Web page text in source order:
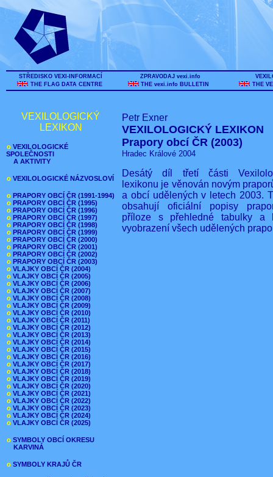
STŘEDISKO VEXI-INFORMACÍ
THE FLAG DATA CENTRE
ZPRAVODAJ vexi.info
THE vexi.info BULLETIN
THE
VEXILOLOGICKÝ
LEXIKON
o VEXILOLOGICKÉ
SPOLEČNOSTI
A AKTIVITY
o VEXILOLOGICKÉ NÁZVOSLOVÍ
o PRAPORY OBCÍ ČR (1991-1994)
o PRAPORY OBCÍ ČR (1995)
o PRAPORY OBCÍ ČR (1996)
o PRAPORY OBCÍ ČR (1997)
o PRAPORY OBCÍ ČR (1998)
o PRAPORY OBCÍ ČR (1999)
o PRAPORY OBCÍ ČR (2000)
o PRAPORY OBCÍ ČR (2001)
o PRAPORY OBCÍ ČR (2002)
o PRAPORY OBCÍ ČR (2003)
o VLAJKY OBCÍ ČR (2004)
o VLAJKY OBCÍ ČR (2005)
o VLAJKY OBCÍ ČR (2006)
o VLAJKY OBCÍ ČR (2007)
o VLAJKY OBCÍ ČR (2008)
o VLAJKY OBCÍ ČR (2009)
o VLAJKY OBCÍ ČR (2010)
o VLAJKY OBCÍ ČR (2011)
o VLAJKY OBCÍ ČR (2012)
o VLAJKY OBCÍ ČR (2013)
o VLAJKY OBCÍ ČR (2014)
o VLAJKY OBCÍ ČR (2015)
o VLAJKY OBCÍ ČR (2016)
o VLAJKY OBCÍ ČR (2017)
o VLAJKY OBCÍ ČR (2018)
o VLAJKY OBCÍ ČR (2019)
o VLAJKY OBCÍ ČR (2020)
o VLAJKY OBCÍ ČR (2021)
o VLAJKY OBCÍ ČR (2022)
o VLAJKY OBCÍ ČR (2023)
o VLAJKY OBCÍ ČR (2024)
o VLAJKY OBCÍ ČR (2025)
o SYMBOLY OBCÍ OKRESU
KARVINÁ
o SYMBOLY KRAJŮ ČR
Petr Exner
VEXILOLOGICKÝ LEXIKON
Prapory obcí ČR (2003)
Hradec Králové 2004
Desátý díl třetí části
lexikonu je věnován novým
a obcí udělených v letech 2003.
obsahují oficiální popisy
příloze s přehledné tabulky a
vyobrazení všech udělených